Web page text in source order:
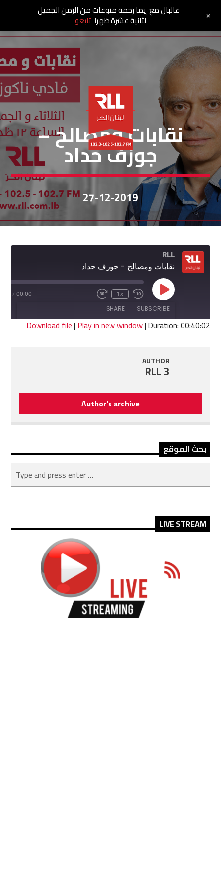
نقابات ومصالح
نقابات ومصالح –
جوزف حداد
27-12-2019
RLL
نقابات ومصالح - جوزف حداد
Play
Episode
Rewind
10
Seconds
1x
Fast
seconds
00:00
/
SUBSCRIBE
SHARE
Download file| Play in new window| Duration: 00:40:02
AUTHOR
RLL 3
Author's archive
بحث الموقع
LIVE STREAM
عالبال مع ريما رحمة منوعات من الزمن الجميل
الثانية عشرة ظهرا تابعوا +